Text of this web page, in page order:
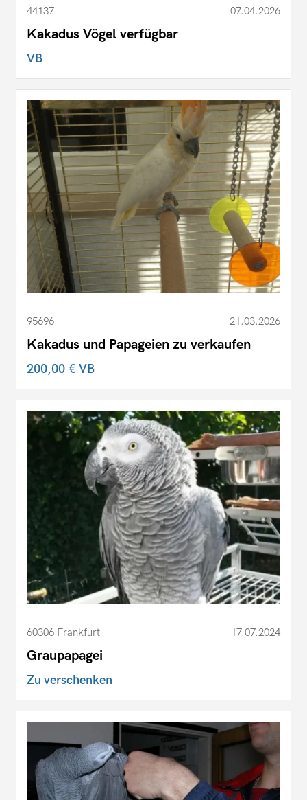
44137 07.04.2026
Kakadus Vögel verfügbar
VB
95696 21.03.2026
Kakadus und Papageien zu verkaufen
200,00 €VB
60306 Frankfurt 17.07.2024
Graupapagei
Zu verschenken